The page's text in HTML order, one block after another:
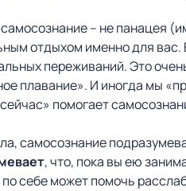
– не панацея
отдыхом именно для вас.
переживаний. Это
плавание». И иногда мы
помогает
самосознание
, что, пока вы ею
себе может помочь